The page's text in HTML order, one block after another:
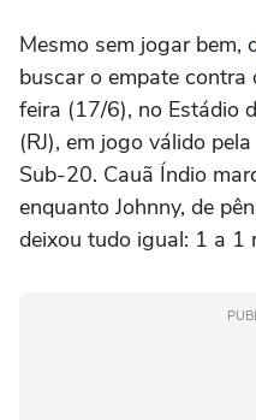
Mesmo sem jogar bem,
buscar o empate
feira (17/6), no Estádio
(RJ), em jogo válido
Sub-20. Cauã Índio
enquanto Johnny, de
deixou tudo igual: 1 a 1